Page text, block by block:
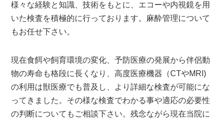
様々な経験と知識、技術をもとに、エコーや内視鏡を用
いた検査を積極的に行っております。麻酔管理について
もお任せ下さい。
現在食餌や飼育環境の変化、予防医療の発展から伴侶動
物の寿命も格段に長くなり、高度医療機器（CTやMRI)
の利用は獣医療でも普及し、より詳細な検査が可能にな
ってきました。その様な検査でわかる事や適応の必要性
の判断についてもご相談下さい。残念ながら現在当院に